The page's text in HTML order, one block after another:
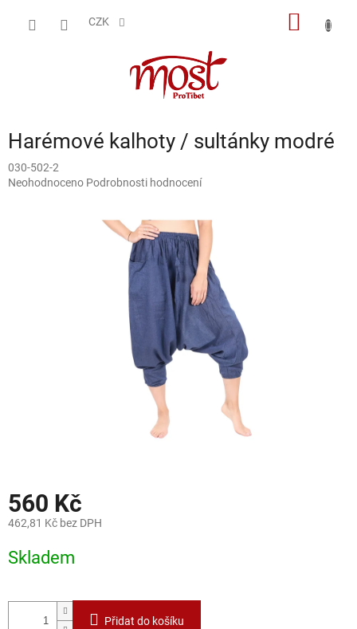
CZK
Harémové kalhoty / sultánky modré
030-502-2
Průměrné
Neohodnoceno Podrobnosti hodnocení
560 Kč
462,81 Kč bez DPH
cena:
Skladem
Přidat do košíku